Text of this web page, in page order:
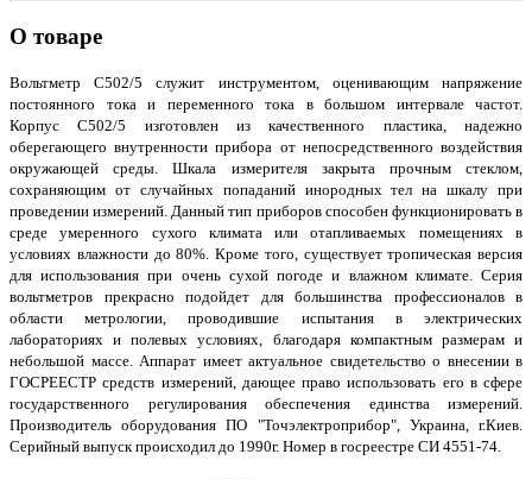
О товаре
Вольтметр С502/5 служит инструментом, оценивающим напряжение
постоянного тока и переменного тока в большом интервале частот.
Корпус С502/5 изготовлен из качественного пластика, надежно
оберегающего внутренности прибора от непосредственного воздействия
окружающей среды. Шкала измерителя закрыта прочным стеклом,
сохраняющим от случайных попаданий инородных тел на шкалу при
проведении измерений. Данный тип приборов способен функционировать в
среде умеренного сухого климата или отапливаемых помещениях в
условиях влажности до 80%. Кроме того, существует тропическая версия
для использования при очень сухой погоде и влажном климате. Серия
вольтметров прекрасно подойдет для большинства профессионалов в
области метрологии, проводившие испытания в электрических
лабораториях и полевых условиях, благодаря компактным размерам и
небольшой массе. Аппарат имеет актуальное свидетельство о внесении в
ГОСРЕЕСТР средств измерений, дающее право использовать его в сфере
государственного регулирования обеспечения единства измерений.
Производитель оборудования ПО "Точэлектроприбор", Украина, г.Киев.
Серийный выпуск происходил до 1990г. Номер в госреестре СИ 4551-74.